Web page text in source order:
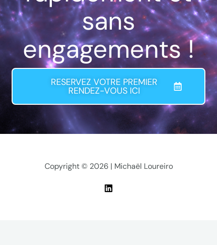
sans
engagements !
RESERVEZ VOTRE PREMIER
RENDEZ-VOUS ICI
Copyright © 2026 | Michaël Loureiro